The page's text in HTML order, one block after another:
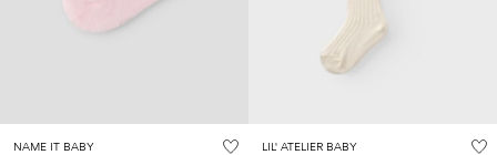
NAME IT BABY LIL' ATELIER BABY